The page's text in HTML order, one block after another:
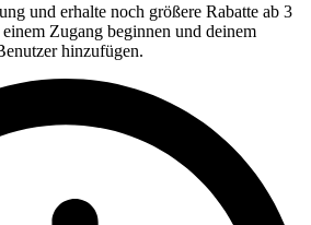
und erhalte noch größere Rabatte ab 3
Zugang beginnen und deinem
hinzufügen.